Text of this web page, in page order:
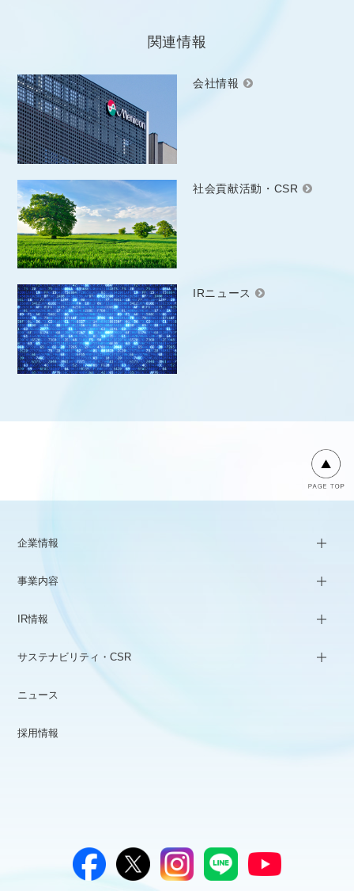
関連情報
会社情報
社会貢献活動・CSR
IRニュース
企業情報
事業内容
IR情報
サステナビリティ・CSR
ニュース
採用情報